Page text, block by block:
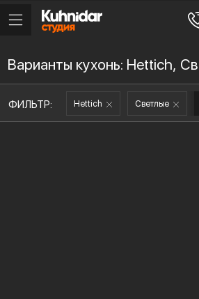
Варианты кухонь: Hettich,
ФИЛЬТР: Hettich Светлые